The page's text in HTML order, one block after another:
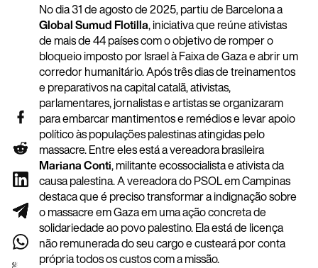
No dia 31 de agosto de 2025, partiu de Barcelona a
Global Sumud Flotilla, iniciativa que reúne ativistas
de mais de 44 países com o objetivo de romper o
bloqueio imposto por Israel à Faixa de Gaza e abrir um
corredor humanitário. Após três dias de treinamentos
e preparativos na capital catalã, ativistas,
parlamentares, jornalistas e artistas se organizaram
para embarcar mantimentos e remédios e levar apoio
político às populações palestinas atingidas pelo
massacre. Entre eles está a vereadora brasileira
Mariana Conti, militante ecossocialista e ativista da
causa palestina. A vereadora do PSOL em Campinas
destaca que é preciso transformar a indignação sobre
o massacre em Gaza em uma ação concreta de
solidariedade ao povo palestino. Ela está de licença
não remunerada do seu cargo e custeará por conta
própria todos os custos com a missão.